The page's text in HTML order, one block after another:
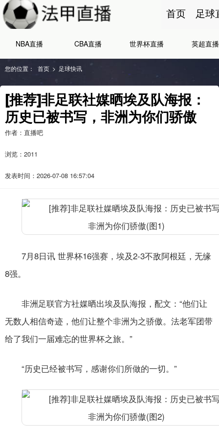
首页 足球
NBA直播 CBA直播 世界杯直播 英超直播
您的位置： 首页 > 足球快讯
[推荐]非足联社媒晒埃及队海报：
历史已被书写，非洲为你们骄傲
作者：直播吧
浏览： 2011
发表时间：2026-07-08 16:57:04
7月8日讯 世界杯16强赛，埃及2-3不敌阿根廷，无缘
8强。
非洲足联官方社媒晒出埃及队海报，配文：“他们让
无数人相信奇迹，他们让整个非洲为之骄傲。法老军团带
给了我们一届难忘的世界杯之旅。”
“历史已经被书写，感谢你们所做的一切。”